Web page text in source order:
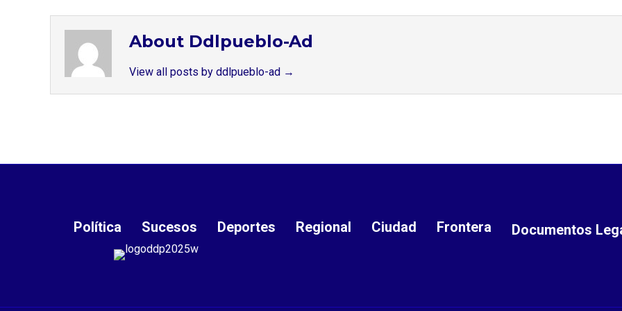
About Ddlpueblo-Ad
View all posts by ddlpueblo-ad →
Política Sucesos Deportes Regional Ciudad Frontera Documentos